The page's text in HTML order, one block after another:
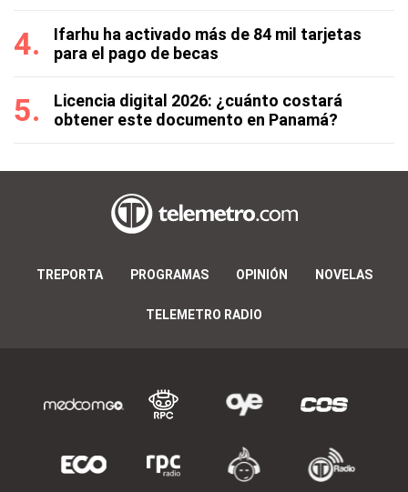
Ifarhu ha activado más de 84 mil tarjetas
para el pago de becas
Licencia digital 2026: ¿cuánto costará
obtener este documento en Panamá?
TREPORTA PROGRAMAS OPINIÓN NOVELAS
TELEMETRO RADIO